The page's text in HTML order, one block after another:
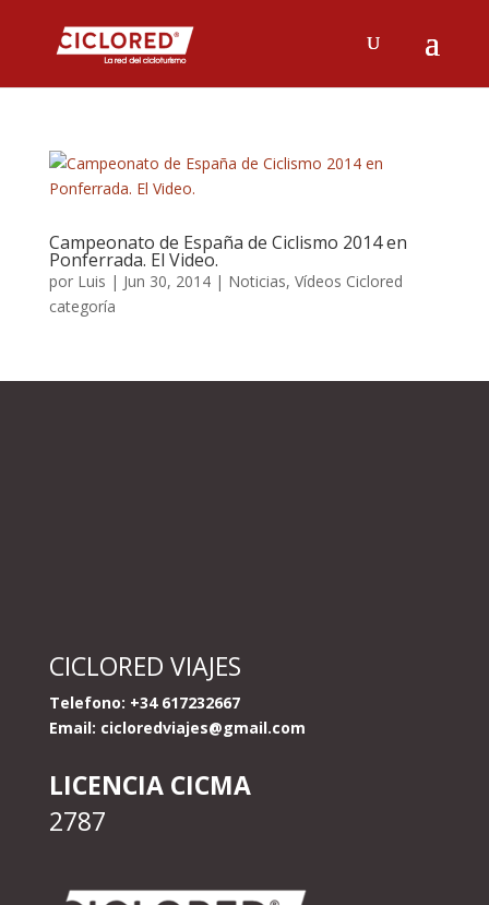
Campeonato de España de Ciclismo 2014 en
Ponferrada. El Video.
por Luis | Jun 30, 2014| Noticias, Vídeos Ciclored
categoría
CICLORED VIAJES
Telefono: +34 617232667
Email: cicloredviajes@gmail.com
LICENCIA CICMA
2787